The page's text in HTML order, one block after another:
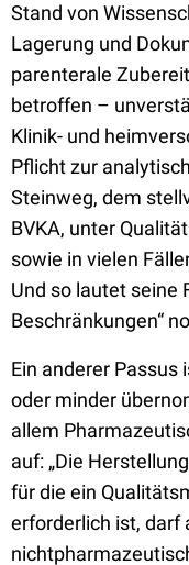
Stand von
Lagerung und
parenterale
betroffen –
Klinik- und
Pflicht zur
Steinweg, dem
BVKA, unter
sowie in vielen
Und so lautet seine
Beschränkungen“
Ein anderer Passus
oder minder
allem
auf: „Die
für die ein
erforderlich ist, darf